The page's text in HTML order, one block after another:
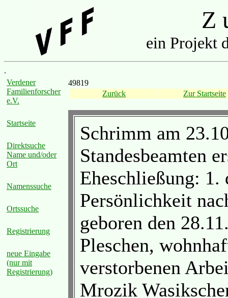
Z
ein Projekt
.
Verdener
Familienforscher
e.V.
Startseite
Direktsuche
Name und/oder
Ort
Namenssuche
Ortssuche
Registrierung
neue Eingabe
(nur mit
Registrierung)
49819
Zurück
Zur Startseite
Schrimm am
Standesbeamten
Eheschließung:
Persönlichkeit
geboren den
Pleschen,
verstorbenen
Mrozik